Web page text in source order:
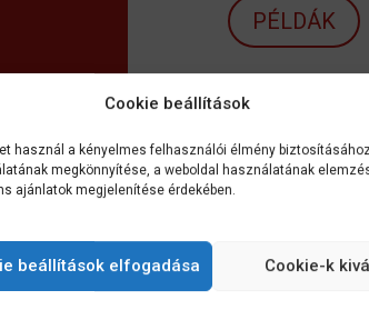
Cookie beállítások
használ a kényelmes felhasználói élmény
megkönnyítése, a weboldal használatának
ajánlatok megjelenítése érdekében.
beállítások elfogadása Cookie-k
PÉLDÁK
Ez nem
okosabb
Ha évente
Ha egy